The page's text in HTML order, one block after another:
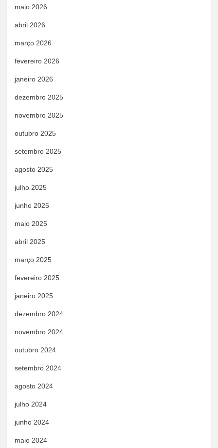
maio 2026
abril 2026
março 2026
fevereiro 2026
janeiro 2026
dezembro 2025
novembro 2025
outubro 2025
setembro 2025
agosto 2025
julho 2025
junho 2025
maio 2025
abril 2025
março 2025
fevereiro 2025
janeiro 2025
dezembro 2024
novembro 2024
outubro 2024
setembro 2024
agosto 2024
julho 2024
junho 2024
maio 2024